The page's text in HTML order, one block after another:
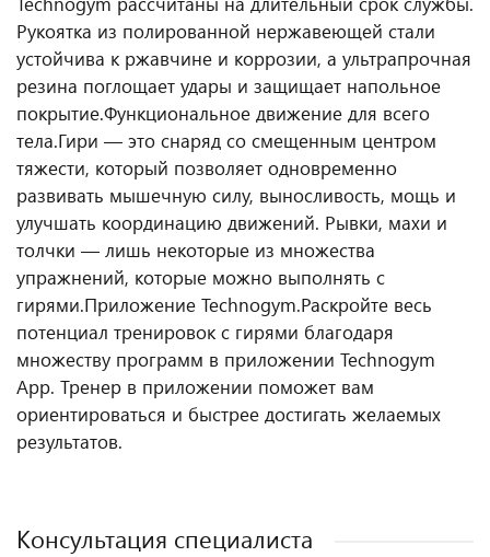
Рукоятка из полированной нержавеющей стали
устойчива к ржавчине и коррозии, а ультрапрочная
резина поглощает удары и защищает напольное
покрытие.Функциональное движение для всего
тела.Гири — это снаряд со смещенным центром
тяжести, который позволяет одновременно
развивать мышечную силу, выносливость, мощь и
улучшать координацию движений. Рывки, махи и
толчки — лишь некоторые из множества
упражнений, которые можно выполнять с
гирями.Приложение Technogym.Раскройте весь
потенциал тренировок с гирями благодаря
множеству программ в приложении Technogym
App. Тренер в приложении поможет вам
ориентироваться и быстрее достигать желаемых
результатов.
Консультация специалиста